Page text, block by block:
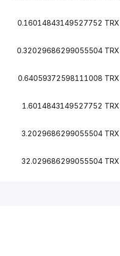
0.16014843149527752 TRX
0.32029686299055504 TRX
0.64059372598111008 TRX
1.6014843149527752 TRX
3.2029686299055504 TRX
32.029686299055504 TRX